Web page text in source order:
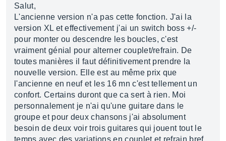
Salut,
L'ancienne version n'a pas cette fonction. J'ai la
version XL et effectivement j'ai un switch boss +/-
pour monter ou descendre les boucles, c'est
vraiment génial pour alterner couplet/refrain. De
toutes manières il faut définitivement prendre la
nouvelle version. Elle est au même prix que
l'ancienne en neuf et les 16 mn c'est tellement un
confort. Certains duront que ca sert à rien. Moi
personnalement je n'ai qu'une guitare dans le
groupe et pour deux chansons j'ai absolument
besoin de deux voir trois guitares qui jouent tout le
temps avec des variations en couplet et refrain bref